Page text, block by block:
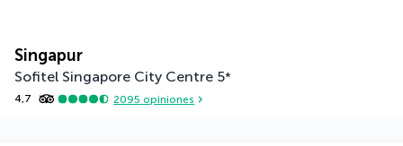
Singapur
Sofitel Singapore City Centre 5*
4,7 2095 opiniones